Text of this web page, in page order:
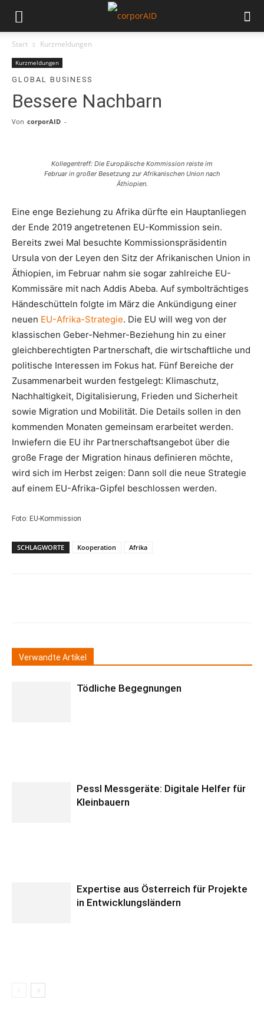
Start Kurzmeldungen
Kurzmeldungen
GLOBAL BUSINESS
Bessere Nachbarn
Von corporAID -
Kollegentreff: Die Europäische Kommission reiste im
Februar in großer Besetzung zur Afrikanischen Union nach
Äthiopien.
Eine enge Beziehung zu Afrika dürfte ein Hauptanliegen
der Ende 2019 angetretenen EU-Kommission sein.
Bereits zwei Mal besuchte Kommissionspräsidentin
Ursula von der Leyen den Sitz der Afrikanischen Union in
Äthiopien, im Februar nahm sie sogar zahlreiche EU-
Kommissäre mit nach Addis Abeba. Auf symbolträchtiges
Händeschütteln folgte im März die Ankündigung einer
neuen EU-Afrika-Strategie. Die EU will weg von der
klassischen Geber-Nehmer-Beziehung hin zu einer
gleichberechtigten Partnerschaft, die wirtschaftliche und
politische Interessen im Fokus hat. Fünf Bereiche der
Zusammenarbeit wurden festgelegt: Klimaschutz,
Nachhaltigkeit, Digitalisierung, Frieden und Sicherheit
sowie Migration und Mobilität. Die Details sollen in den
kommenden Monaten gemeinsam erarbeitet werden.
Inwiefern die EU ihr Partnerschaftsangebot über die
große Frage der Migration hinaus definieren möchte,
wird sich im Herbst zeigen: Dann soll die neue Strategie
auf einem EU-Afrika-Gipfel beschlossen werden.
Foto: EU-Kommission
SCHLAGWORTE Kooperation Afrika
Verwandte Artikel
Tödliche Begegnungen
Pessl Messgeräte: Digitale Helfer für
Kleinbauern
Expertise aus Österreich für Projekte
in Entwicklungsländern